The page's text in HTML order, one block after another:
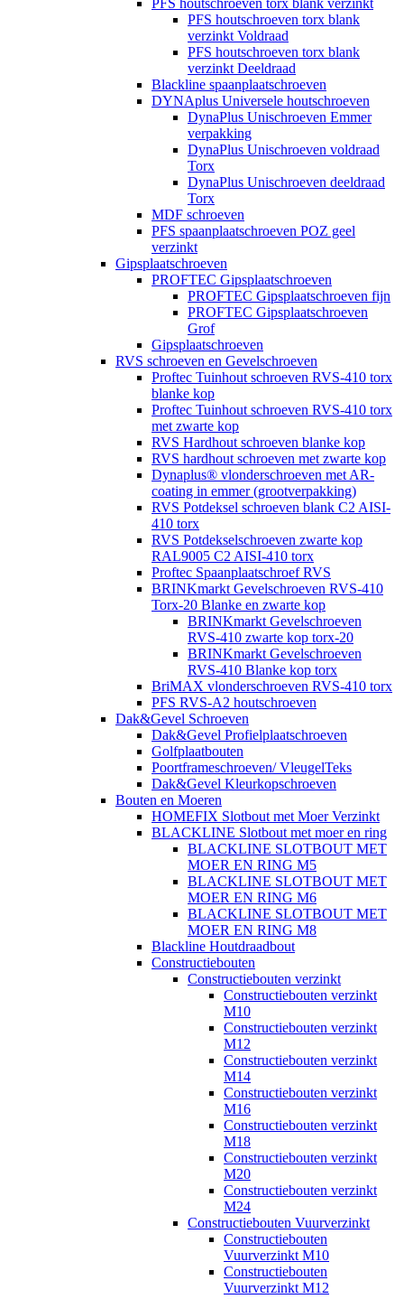
PFS houtschroeven torx blank verzinkt
PFS houtschroeven torx blank
verzinkt Voldraad
PFS houtschroeven torx blank
verzinkt Deeldraad
Blackline spaanplaatschroeven
DYNAplus Universele houtschroeven
DynaPlus Unischroeven Emmer
verpakking
DynaPlus Unischroeven voldraad
Torx
DynaPlus Unischroeven deeldraad
Torx
MDF schroeven
PFS spaanplaatschroeven POZ geel
verzinkt
Gipsplaatschroeven
PROFTEC Gipsplaatschroeven
PROFTEC Gipsplaatschroeven fijn
PROFTEC Gipsplaatschroeven
Grof
Gipsplaatschroeven
RVS schroeven en Gevelschroeven
Proftec Tuinhout schroeven RVS-410 torx
blanke kop
Proftec Tuinhout schroeven RVS-410 torx
met zwarte kop
RVS Hardhout schroeven blanke kop
RVS hardhout schroeven met zwarte kop
Dynaplus® vlonderschroeven met AR-
coating in emmer (grootverpakking)
RVS Potdeksel schroeven blank C2 AISI-
410 torx
RVS Potdekselschroeven zwarte kop
RAL9005 C2 AISI-410 torx
Proftec Spaanplaatschroef RVS
BRINKmarkt Gevelschroeven RVS-410
Torx-20 Blanke en zwarte kop
BRINKmarkt Gevelschroeven
RVS-410 zwarte kop torx-20
BRINKmarkt Gevelschroeven
RVS-410 Blanke kop torx
BriMAX vlonderschroeven RVS-410 torx
PFS RVS-A2 houtschroeven
Dak&Gevel Schroeven
Dak&Gevel Profielplaatschroeven
Golfplaatbouten
Poortframeschroeven/ VleugelTeks
Dak&Gevel Kleurkopschroeven
Bouten en Moeren
HOMEFIX Slotbout met Moer Verzinkt
BLACKLINE Slotbout met moer en ring
BLACKLINE SLOTBOUT MET
MOER EN RING M5
BLACKLINE SLOTBOUT MET
MOER EN RING M6
BLACKLINE SLOTBOUT MET
MOER EN RING M8
Blackline Houtdraadbout
Constructiebouten
Constructiebouten verzinkt
Constructiebouten verzinkt
M10
Constructiebouten verzinkt
M12
Constructiebouten verzinkt
M14
Constructiebouten verzinkt
M16
Constructiebouten verzinkt
M18
Constructiebouten verzinkt
M20
Constructiebouten verzinkt
M24
Constructiebouten Vuurverzinkt
Constructiebouten
Vuurverzinkt M10
Constructiebouten
Vuurverzinkt M12